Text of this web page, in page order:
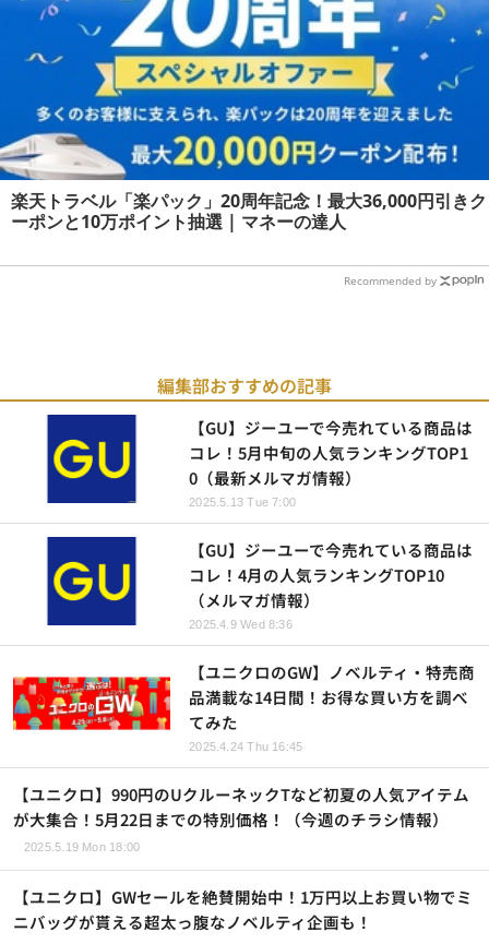
楽天トラベル「楽パック」20周年記念！最大36,000円引きク
ーポンと10万ポイント抽選 | マネーの達人
Recommended by
編集部おすすめの記事
【GU】ジーユーで今売れている商品は
コレ！5月中旬の人気ランキングTOP1
0（最新メルマガ情報）
2025.5.13 Tue 7:00
【GU】ジーユーで今売れている商品は
コレ！4月の人気ランキングTOP10
（メルマガ情報）
2025.4.9 Wed 8:36
【ユニクロのGW】ノベルティ・特売商
品満載な14日間！お得な買い方を調べ
てみた
2025.4.24 Thu 16:45
【ユニクロ】990円のUクルーネックTなど初夏の人気アイテム
が大集合！5月22日までの特別価格！（今週のチラシ情報）
2025.5.19 Mon 18:00
【ユニクロ】GWセールを絶賛開始中！1万円以上お買い物でミ
ニバッグが貰える超太っ腹なノベルティ企画も！